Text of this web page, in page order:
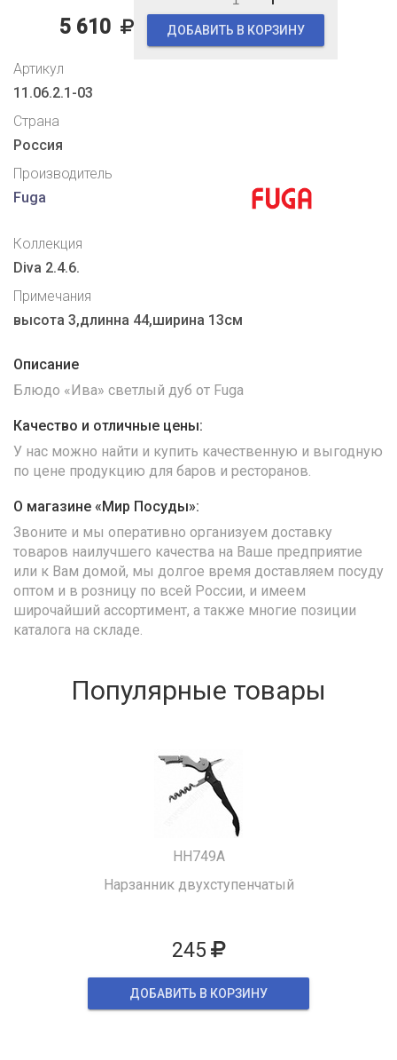
5 610 ДОБАВИТЬ В КОРЗИНУ
Артикул
11.06.2.1-03
Страна
Россия
Производитель
Fuga
Коллекция
Diva 2.4.6.
Примечания
высота 3,длинна 44,ширина 13см
Описание
Блюдо «Ива» светлый дуб от Fuga
Качество и отличные цены:
У нас можно найти и купить качественную и выгодную
по цене продукцию для баров и ресторанов.
О магазине «Мир Посуды»:
Звоните и мы оперативно организуем доставку
товаров наилучшего качества на Ваше предприятие
или к Вам домой, мы долгое время доставляем посуду
оптом и в розницу по всей России, и имеем
широчайший ассортимент, а также многие позиции
каталога на складе.
Популярные товары
HH749A
Нарзанник двухступенчатый
245
ДОБАВИТЬ В КОРЗИНУ